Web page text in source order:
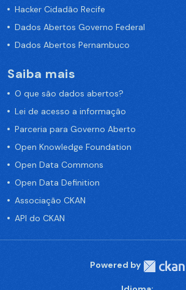
Hacker Cidadão Recife
Dados Abertos Governo Federal
Dados Abertos Pernambuco
Saiba mais
O que são dados abertos?
Lei de acesso a informação
Parceria para Governo Aberto
Open Knowledge Foundation
Open Data Commons
Open Data Definition
Associação CKAN
API do CKAN
Powered by